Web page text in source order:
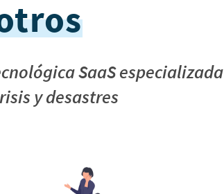
SaaS especializada
y desastres